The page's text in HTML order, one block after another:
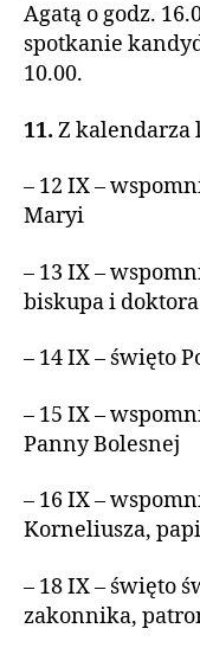
Agatą o godz.
spotkanie
10.00.
11. Z kalendarza
– 12 IX –
Maryi
– 13 IX –
biskupa i doktora
– 14 IX – święto
– 15 IX –
Panny Bolesnej
– 16 IX –
Korneliusza,
– 18 IX – święto
zakonnika,